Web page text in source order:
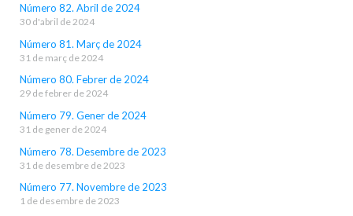
Número 82. Abril de 2024
30 d'abril de 2024
Número 81. Març de 2024
31 de març de 2024
Número 80. Febrer de 2024
29 de febrer de 2024
Número 79. Gener de 2024
31 de gener de 2024
Número 78. Desembre de 2023
31 de desembre de 2023
Número 77. Novembre de 2023
1 de desembre de 2023